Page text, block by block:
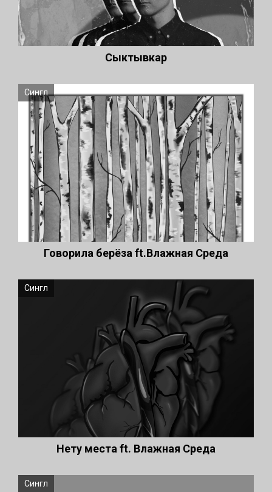
Сыктывкар
Сингл
Говорила берёза ft.Влажная Среда
Сингл
Нету места ft. Влажная Среда
Сингл